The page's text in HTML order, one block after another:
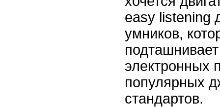
easy listening
умников,
электронных
популярных
стандартов.